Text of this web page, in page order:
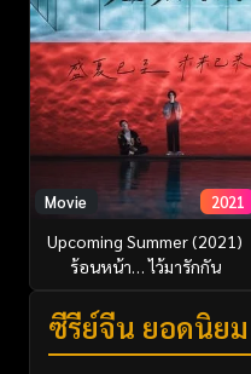
Movie 2021
Upcoming Summer (2021)
ร้อนหน้า… ไว้มารักกัน
ซีรี่ย์จีน ยอดนิยม